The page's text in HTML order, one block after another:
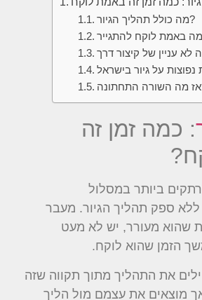
מה כולל תהליך הגיור?
נפוצות על גיור בישראל
: כמה זמן זה
ביותר במסלול
ספק תהליך הגיור. מעבר
שהוא מעורר, יש לא מעט
הזמן שהוא לוקח.
את התהליך מתוך תקווה שזה
אך מוצאים את עצמם מול הליך